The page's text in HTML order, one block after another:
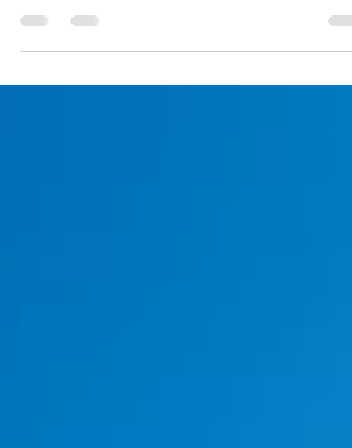
Son zamanlardaki Euro kuru can
kadar harcayacağımız bizim...